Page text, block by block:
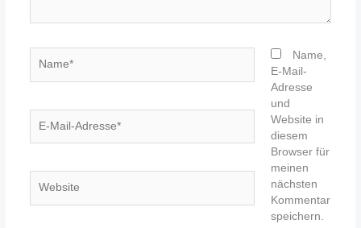
Mail-
Name,
E-Mail-
Adresse
und
Website in
diesem
Browser für
meinen
nächsten
Kommentar
speichern.